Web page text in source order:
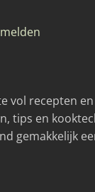
vol recepten
tips en
gemakkelijk